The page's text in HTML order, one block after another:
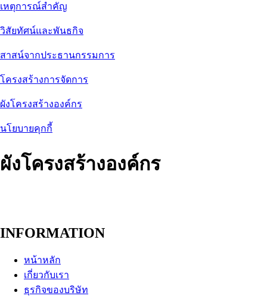
เหตุการณ์สำคัญ
วิสัยทัศน์และพันธกิจ
สาสน์จากประธานกรรมการ
โครงสร้างการจัดการ
ผังโครงสร้างองค์กร
นโยบายคุกกี้
ผังโครงสร้างองค์กร
INFORMATION
หน้าหลัก
เกี่ยวกับเรา
ธุรกิจของบริษัท